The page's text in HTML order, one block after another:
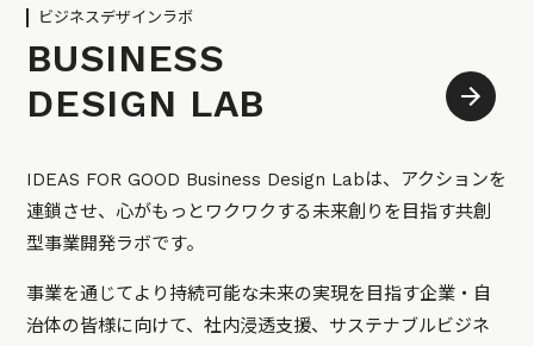
ビジネスデザインラボ
BUSINESS
DESIGN LAB
IDEAS FOR GOOD Business Design Labは、アクションを
連鎖させ、心がもっとワクワクする未来創りを目指す共創
型事業開発ラボです。
事業を通じてより持続可能な未来の実現を目指す企業・自
治体の皆様に向けて、社内浸透支援、サステナブルビジネ